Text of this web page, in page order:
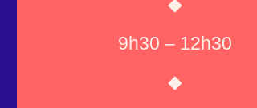
◆
9h30 – 12h30
◆